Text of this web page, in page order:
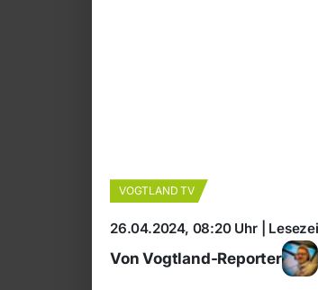
VOGTLAND TV
26.04.2024, 08:20 Uhr |
Von Vogtland-Reporter